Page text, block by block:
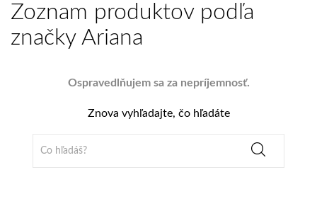
Zoznam produktov podľa
značky Ariana
Ospravedlňujem sa za nepríjemnosť.
Znova vyhľadajte, čo hľadáte